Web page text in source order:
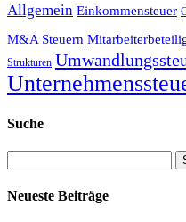
Allgemein Einkommensteuer
M&A Steuern
Strukturen
Suche
Neueste Beiträge